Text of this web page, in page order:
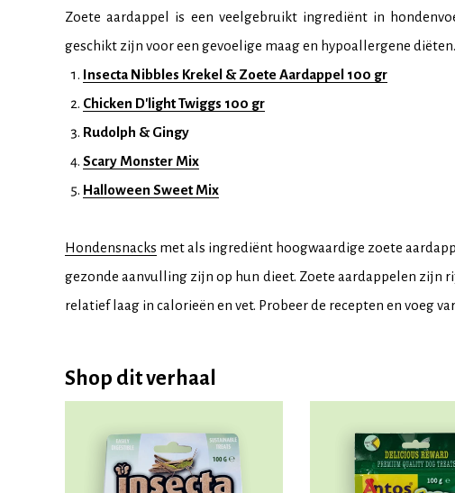
Zoete aardappel is een veelgebruikt ingrediënt in
geschikt zijn voor een gevoelige maag en hypoallergene
Insecta Nibbles Krekel & Zoete Aardappel 100 gr
Chicken D'light Twiggs 100 gr
Rudolph & Gingy
Scary Monster Mix
Halloween Sweet Mix
Hondensnacks met als ingrediënt hoogwaardige zoete
gezonde aanvulling zijn op hun dieet. Zoete aardappelen zijn
relatief laag in calorieën en vet. Probeer de recepten en voeg
Shop dit verhaal